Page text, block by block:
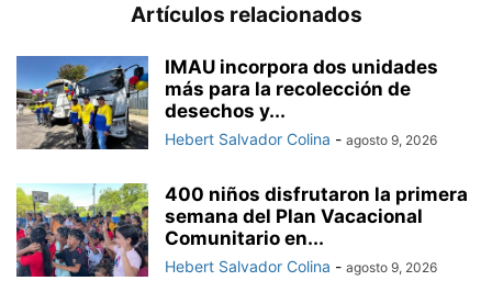
Artículos relacionados
IMAU incorpora dos unidades
más para la recolección de
desechos y...
Hebert Salvador Colina - agosto 9, 2026
400 niños disfrutaron la primera
semana del Plan Vacacional
Comunitario en...
Hebert Salvador Colina - agosto 9, 2026